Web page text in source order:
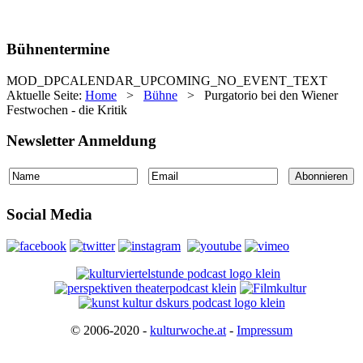
Bühnentermine
MOD_DPCALENDAR_UPCOMING_NO_EVENT_TEXT
Aktuelle Seite: Home > Bühne > Purgatorio bei den Wiener
Festwochen - die Kritik
Newsletter Anmeldung
Social Media
© 2006-2020 - kulturwoche.at - Impressum